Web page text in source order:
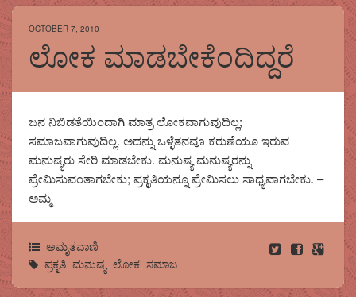
OCTOBER 7, 2010
ಲೋಕ ಮಾಡಬೇಕೆಂದಿದ್ದರೆ
ಜನ ನಿಬಿಡತೆಯಿಂದಾಗಿ ಮಾತ್ರ ಲೋಕವಾಗುವುದಿಲ್ಲ;
ಸಮಾಜವಾಗುವುದಿಲ್ಲ. ಅದನ್ನು ಒಳ್ಳೆತನವೂ ಕರುಣೆಯೂ ಇರುವ
ಮನುಷ್ಯರು ಸೇರಿ ಮಾಡಬೇಕು. ಮನುಷ್ಯ ಮನುಷ್ಯರನ್ನು
ಪ್ರೇಮಿಸುವಂತಾಗಬೇಕು; ಪ್ರಕೃತಿಯನ್ನೂ ಪ್ರೇಮಿಸಲು ಸಾಧ್ಯವಾಗಬೇಕು. –
ಅಮ್ಮ
ಅಮೃತವಾಣಿ
ಪ್ರಕೃತಿ, ಮನುಷ್ಯ , ಲೋಕ, ಸಮಾಜ